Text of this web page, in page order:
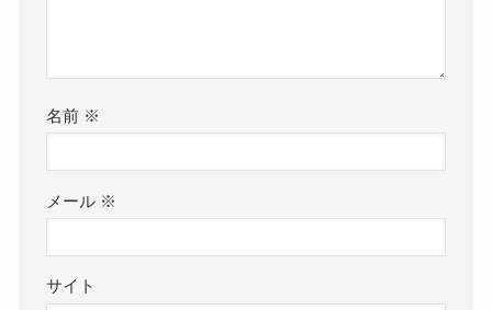
名前 ※
メール ※
サイト